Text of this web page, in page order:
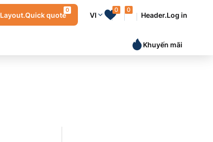
Layout.Quick quote
0
VI
0 0
Header.Log in
Khuyến mãi